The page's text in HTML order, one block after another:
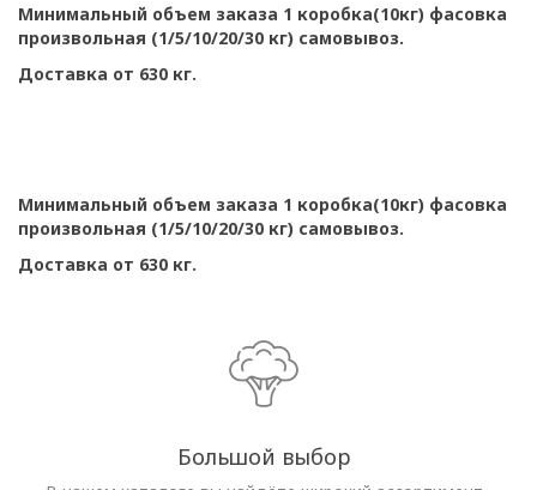
Минимальный объем заказа 1 коробка(10кг) фасовка
произвольная (1/5/10/20/30 кг) самовывоз.
Доставка от 630 кг.
Минимальный объем заказа 1 коробка(10кг) фасовка
произвольная (1/5/10/20/30 кг) самовывоз.
Доставка от 630 кг.
Большой выбор